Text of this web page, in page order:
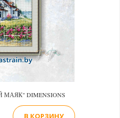
DIMENSIONS
В КОРЗИНУ